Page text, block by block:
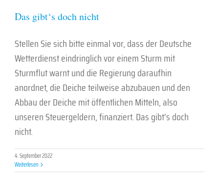
Das gibt‘s doch nicht
Stellen Sie sich bitte einmal vor, dass der Deutsche
Wetterdienst eindringlich vor einem Sturm mit
Sturmflut warnt und die Regierung daraufhin
anordnet, die Deiche teilweise abzubauen und den
Abbau der Deiche mit öffentlichen Mitteln, also
unseren Steuergeldern, finanziert. Das gibt’s doch
nicht.
4. September 2022
Weiterlesen